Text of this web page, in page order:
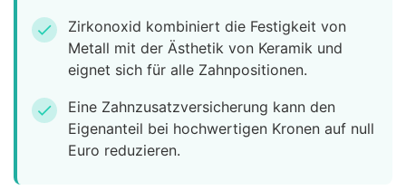
check
Zirkonoxid kombiniert die Festigkeit von
Metall mit der Ästhetik von Keramik und
eignet sich für alle Zahnpositionen.
check
Eine Zahnzusatzversicherung kann den
Eigenanteil bei hochwertigen Kronen auf null
Euro reduzieren.